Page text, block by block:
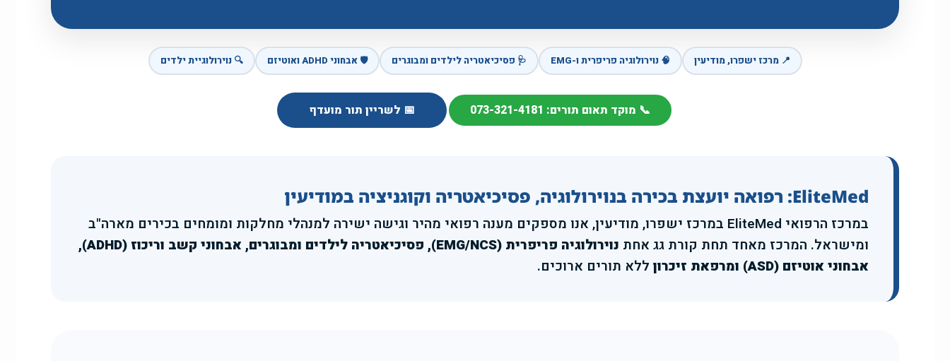
📍 מרכז ישפרו, מודיעין 🧠 נוירולוגיה פריפרית ו-EMG 🩺 פסיכיאטריה לילדים ומבוגרים 🛡️ אבחוני ADHD ואוטיזם 🔍 נוירולוגיית ילדים
📞 מוקד תאום תורים: 073-321-4181 📅 לשריין תור מועדף
EliteMed: רפואה יועצת בכירה בנוירולוגיה, פסיכיאטריה וקוגניציה במודיעין
במרכז הרפואי EliteMed במרכז ישפרו, מודיעין, אנו מספקים מענה רפואי מהיר וגישה ישירה למנהלי מחלקות ומומחים בכירים מארה"ב
ומישראל. המרכז מאחד תחת קורת גג אחת
נוירולוגיה פריפרית (EMG/NCS), פסיכיאטריה לילדים ומבוגרים, אבחוני קשב וריכוז (ADHD),
אבחוני אוטיזם (ASD) ומרפאת זיכרון
ללא תורים ארוכים.